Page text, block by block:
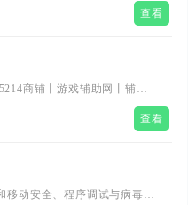
源网,最大免费游戏辅助网_热
查看
商铺丨游戏辅助网丨辅助
查看
移动安全、程序调试与病毒分